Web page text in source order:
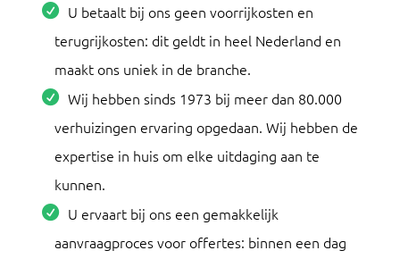
U betaalt bij ons geen voorrijkosten en
terugrijkosten: dit geldt in heel Nederland en
maakt ons uniek in de branche.
Wij hebben sinds 1973 bij meer dan 80.000
verhuizingen ervaring opgedaan. Wij hebben de
expertise in huis om elke uitdaging aan te
kunnen.
U ervaart bij ons een gemakkelijk
aanvraagproces voor offertes: binnen een dag